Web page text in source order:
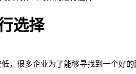
选择
，很多企业为了能够寻找到一个好的